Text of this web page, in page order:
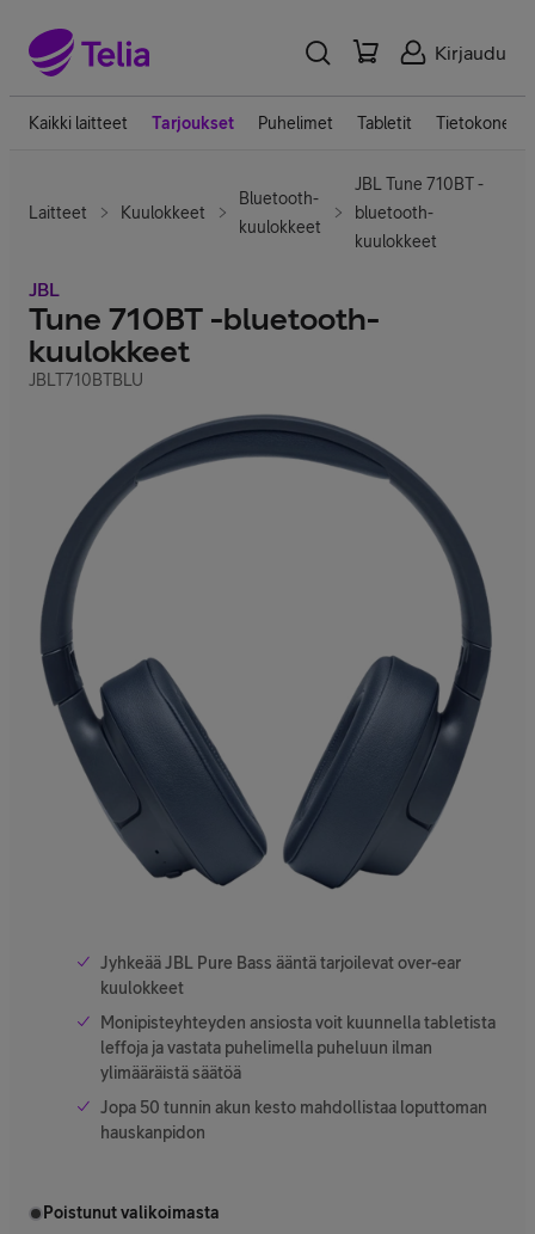
Kirjaudu
Kaikki laitteet Tarjoukset Puhelimet Tabletit Tietokoneet
Laitteet Kuulokkeet
Bluetooth-
kuulokkeet
JBL Tune 710BT -
bluetooth-
kuulokkeet
JBL
Tune 710BT -bluetooth-
kuulokkeet
JBLT710BTBLU
Jyhkeää JBL Pure Bass ääntä tarjoilevat over-ear
kuulokkeet
Monipisteyhteyden ansiosta voit kuunnella tabletista
leffoja ja vastata puhelimella puheluun ilman
ylimääräistä säätöä
Jopa 50 tunnin akun kesto mahdollistaa loputtoman
hauskanpidon
Poistunut valikoimasta